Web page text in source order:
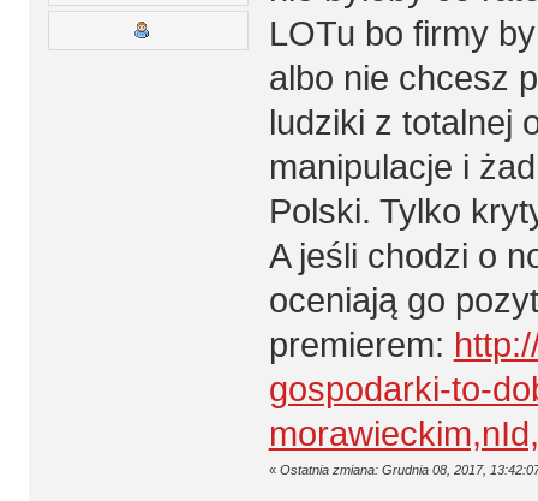
LOTu bo firmy
albo nie chcesz
ludziki z totalnej
manipulacje i
Polski. Tylko
A jeśli chodzi o
oceniają go
premierem:
gospodarki-to-
« Ostatnia zmiana: Grudnia 08, 2017,